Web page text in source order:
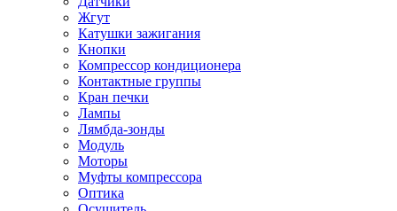
Жгут
Катушки зажигания
Кнопки
Компрессор кондиционера
Контактные группы
Кран печки
Лампы
Лямбда-зонды
Модуль
Моторы
Муфты компрессора
Оптика